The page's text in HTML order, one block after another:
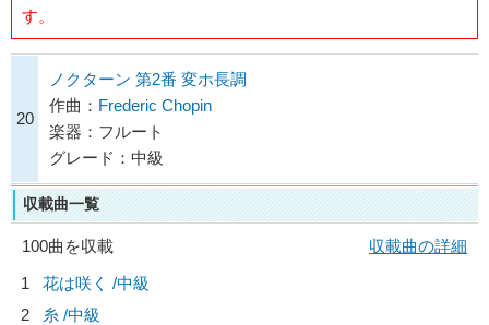
す。
20
ノクターン 第2番 変ホ長調
作曲： Frederic Chopin
楽器：フルート
グレード：中級
収載曲一覧
100曲を収載
収載曲の詳細
1
花は咲く /中級
2
糸 /中級